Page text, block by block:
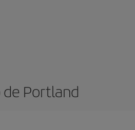
Portland